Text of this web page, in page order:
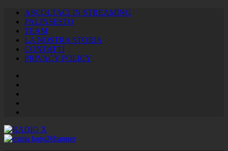
ASCOLTACI IN STREAMING
PALINSESTO
TEAM
LA NOSTRA STORIA
CONTATTI
PRIVACY POLICY